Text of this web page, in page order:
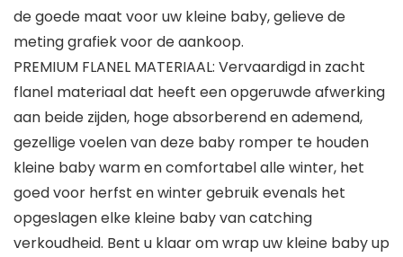
de goede maat voor uw kleine baby, gelieve de
meting grafiek voor de aankoop.
PREMIUM FLANEL MATERIAAL: Vervaardigd in zacht
flanel materiaal dat heeft een opgeruwde afwerking
aan beide zijden, hoge absorberend en ademend,
gezellige voelen van deze baby romper te houden
kleine baby warm en comfortabel alle winter, het
goed voor herfst en winter gebruik evenals het
opgeslagen elke kleine baby van catching
verkoudheid. Bent u klaar om wrap uw kleine baby up